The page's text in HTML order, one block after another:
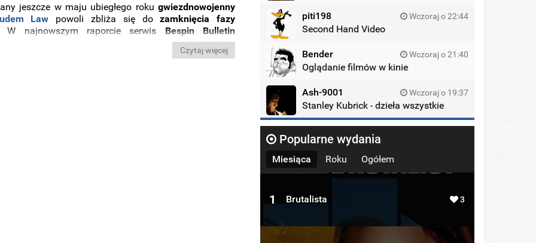
jeszcze w maju ubiegłego rokugwiezdnowojenny
Law powoli zbliża się dozamknięcia fazy
W najnowszym raporcie serwis Bespin Bulletin
prace na planie dobiegną końca w ciągu najbliższych
Czytaj więcej
piti198 Wczoraj o 22:44
Second Hand Video
Bender Wczoraj o 21:40
Oglądanie filmów w kinie
Ash-9001 Wczoraj o 19:37
Stanley Kubrick - dzieła wszystkie
Popularne wydania
Miesiąca Roku Ogółem
1 Brutalista 3